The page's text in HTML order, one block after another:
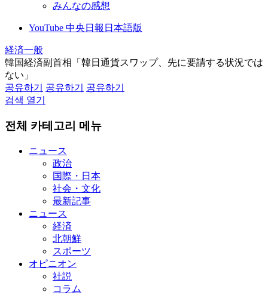
みんなの感想
YouTube 中央日報日本語版
経済一般
韓国経済副首相「韓日通貨スワップ、先に要請する状況では
ない」
공유하기
공유하기
공유하기
검색 열기
전체 카테고리 메뉴
ニュース
政治
国際・日本
社会・文化
最新記事
ニュース
経済
北朝鮮
スポーツ
オピニオン
社説
コラム